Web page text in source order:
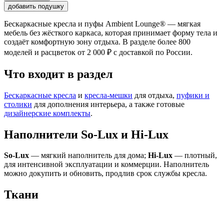
добавить подушку
Бескаркасные кресла и пуфы Ambient Lounge® — мягкая
мебель без жёсткого каркаса, которая принимает форму тела и
создаёт комфортную зону отдыха. В разделе более 800
моделей и расцветок от 2 000 ₽ с доставкой по России.
Что входит в раздел
Бескаркасные кресла и кресла-мешки для отдыха, пуфики и
столики для дополнения интерьера, а также готовые
дизайнерские комплекты.
Наполнители So-Lux и Hi-Lux
So-Lux — мягкий наполнитель для дома; Hi-Lux — плотный,
для интенсивной эксплуатации и коммерции. Наполнитель
можно докупить и обновить, продлив срок службы кресла.
Ткани